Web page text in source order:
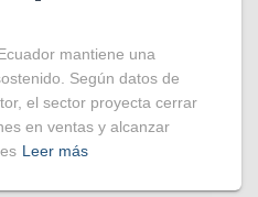
mantiene una
Según datos de
el sector proyecta cerrar
en ventas y alcanzar
Leer más